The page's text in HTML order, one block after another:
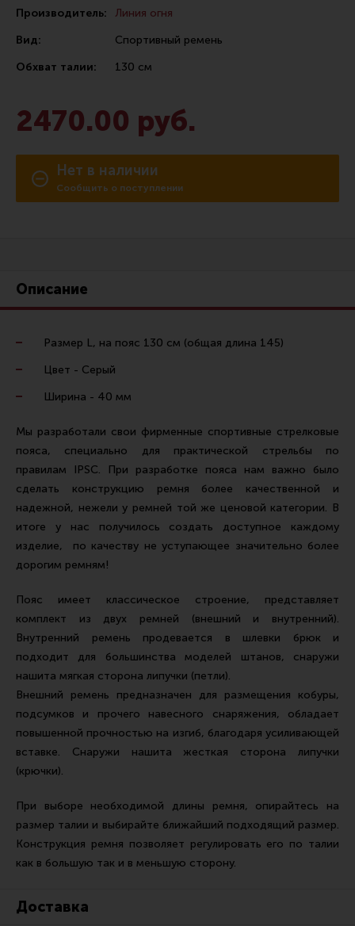
Сошки
Антабки и ремни
Фонари и ЛЦУ
Идеи для подарков
Снаряжение для IPSC
Кобуры для IPSC
Паучеры и патронташи
Ремни для IPSC
Стрелковые таймеры
Экипировка
Пневматика
Стрелковые очки
Стрелковые наушники
Перчатки
Разгрузочные системы и защита
Защита головы
Тактическая медицина
Чехлы, рюкзаки, сумки
Фонари
Чистка, уход за оружием и релоадинг
Оружейная химия
Шомполы и наборы для чистки
Производитель:
Линия огня
Вид:
Спортивный ремень
Обхват талии:
130 см
2470.00 руб.
Нет в наличии
Сообщить о поступлении
Описание
Размер L, на пояс 130 см (общая длина 145)
Цвет - Серый
Ширина - 40 мм
Мы разработали свои фирменные спортивные стрелковые
пояса, специально для практической стрельбы по
правилам IPSC. При разработке пояса нам важно было
сделать конструкцию ремня более качественной и
надежной, нежели у ремней той же ценовой категории. В
итоге у нас получилось создать доступное каждому
изделие, по качеству не уступающее значительно более
дорогим ремням!
Пояс имеет классическое строение, представляет
комплект из двух ремней (внешний и внутренний).
Внутренний ремень продевается в шлевки брюк и
подходит для большинства моделей штанов, снаружи
нашита мягкая сторона липучки (петли).
Внешний ремень предназначен для размещения кобуры,
подсумков и прочего навесного снаряжения, обладает
повышенной прочностью на изгиб, благодаря усиливающей
вставке. Снаружи нашита жесткая сторона липучки
(крючки).
При выборе необходимой длины ремня, опирайтесь на
размер талии и выбирайте ближайший подходящий размер.
Конструкция ремня позволяет регулировать его по талии
как в большую так и в меньшую сторону.
Доставка